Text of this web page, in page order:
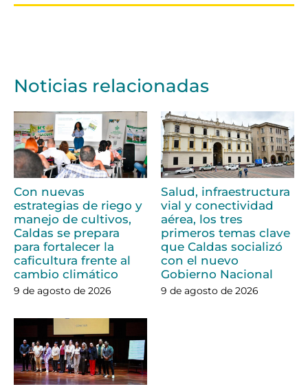
Noticias relacionadas
Con nuevas
estrategias de riego y
manejo de cultivos,
Caldas se prepara
para fortalecer la
caficultura frente al
cambio climático
9 de agosto de 2026
Salud, infraestructura
vial y conectividad
aérea, los tres
primeros temas clave
que Caldas socializó
con el nuevo
Gobierno Nacional
9 de agosto de 2026